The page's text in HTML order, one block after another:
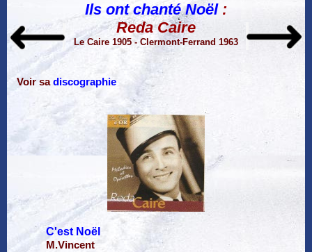
Ils ont chanté Noël:
Reda Caire
Le Caire 1905 - Clermont-Ferrand 1963
Voir sadiscographie
C'est Noël
M.Vincent